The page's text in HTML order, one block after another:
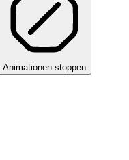
Animationen stoppen